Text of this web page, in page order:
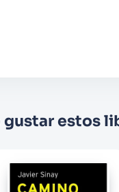
gustar estos